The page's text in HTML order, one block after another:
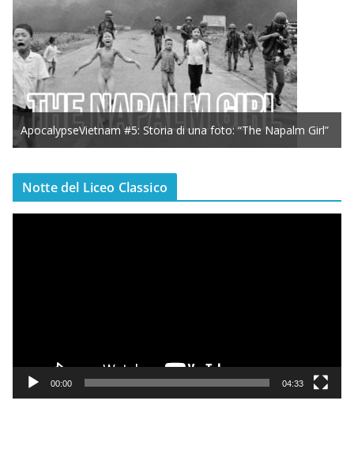
ApocalypseVietnam #5: Storia di una foto: “The Napalm Girl”
Notte del Liceo Classico
e
00:00 04:33